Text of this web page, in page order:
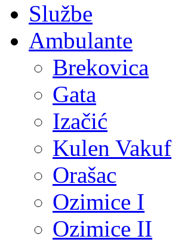
Službe
Ambulante
Brekovica
Gata
Izačić
Kulen Vakuf
Orašac
Ozimice I
Ozimice II